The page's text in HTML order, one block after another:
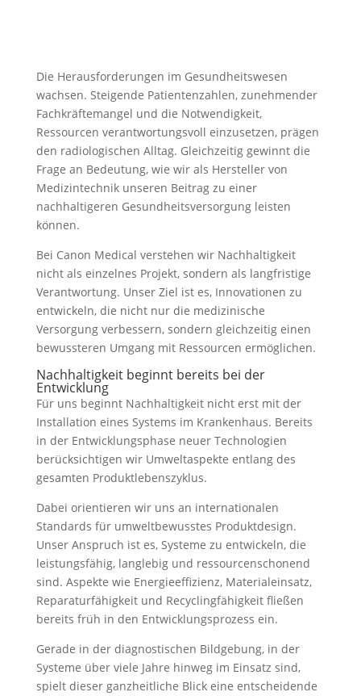
Die Herausforderungen im Gesundheitswesen
wachsen. Steigende Patientenzahlen, zunehmender
Fachkräftemangel und die Notwendigkeit,
Ressourcen verantwortungsvoll einzusetzen, prägen
den radiologischen Alltag. Gleichzeitig gewinnt die
Frage an Bedeutung, wie wir als Hersteller von
Medizintechnik unseren Beitrag zu einer
nachhaltigeren Gesundheitsversorgung leisten
können.
Bei Canon Medical verstehen wir Nachhaltigkeit
nicht als einzelnes Projekt, sondern als langfristige
Verantwortung. Unser Ziel ist es, Innovationen zu
entwickeln, die nicht nur die medizinische
Versorgung verbessern, sondern gleichzeitig einen
bewussteren Umgang mit Ressourcen ermöglichen.
Nachhaltigkeit beginnt bereits bei der
Entwicklung
Für uns beginnt Nachhaltigkeit nicht erst mit der
Installation eines Systems im Krankenhaus. Bereits
in der Entwicklungsphase neuer Technologien
berücksichtigen wir Umweltaspekte entlang des
gesamten Produktlebenszyklus.
Dabei orientieren wir uns an internationalen
Standards für umweltbewusstes Produktdesign.
Unser Anspruch ist es, Systeme zu entwickeln, die
leistungsfähig, langlebig und ressourcenschonend
sind. Aspekte wie Energieeffizienz, Materialeinsatz,
Reparaturfähigkeit und Recyclingfähigkeit fließen
bereits früh in den Entwicklungsprozess ein.
Gerade in der diagnostischen Bildgebung, in der
Systeme über viele Jahre hinweg im Einsatz sind,
spielt dieser ganzheitliche Blick eine entscheidende